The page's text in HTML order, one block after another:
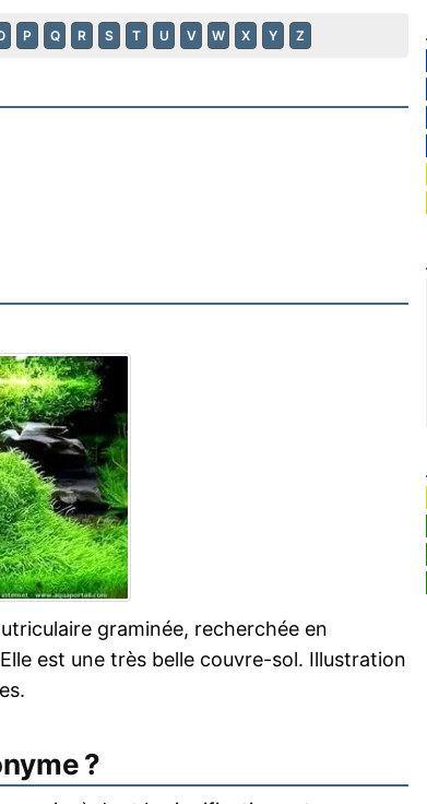
P Q R S T U V W X Y Z
graminée, recherchée en
est une très belle couvre-sol. Illustration
?